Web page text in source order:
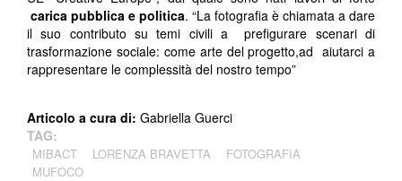
carica pubblica e politica. “La fotografia è chiamata a dare
il suo contributo su temi civili a prefigurare scenari di
trasformazione sociale: come arte del progetto,ad aiutarci a
rappresentare le complessità del nostro tempo”
Articolo a cura di: Gabriella Guerci
TAG:
MIBACT LORENZA BRAVETTA
FOTOGRAFIA
MUFOCO